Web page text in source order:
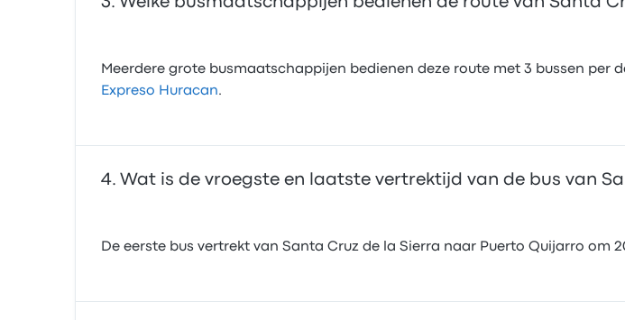
Meerdere grote busmaatschappijen bedienen deze route met 3 bussen per
Expreso Huracan.
Wat is de vroegste en laatste vertrektijd van de bus van
De eerste bus vertrekt van Santa Cruz de la Sierra naar Puerto Quijarro om